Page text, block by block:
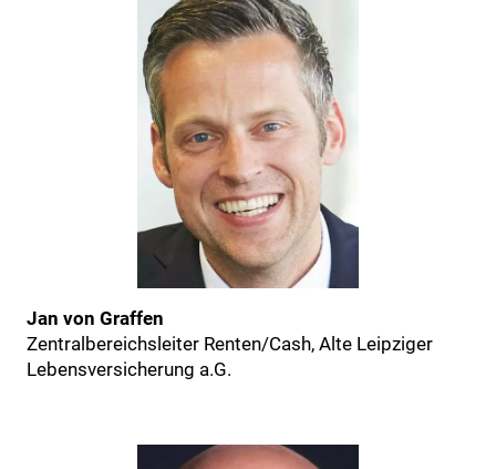
Jan von Graffen
Zentralbereichsleiter Renten/Cash, Alte Leipziger
Lebensversicherung a.G.